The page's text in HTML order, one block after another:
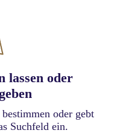
lassen oder
oder gebt
Suchfeld ein.